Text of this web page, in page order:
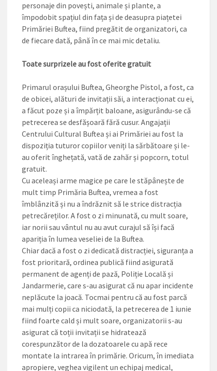
personaje din povești, animale și plante, a
împodobit spațiul din fața și de deasupra piațetei
Primăriei Buftea, fiind pregătit de organizatori, ca
de fiecare dată, până în ce mai mic detaliu.
Toate surprizele au fost oferite gratuit
Primarul orașului Buftea, Gheorghe ­Pistol, a fost, ca
de obicei, alături de invitații săi, a interacționat cu ei,
a făcut poze și a împărțit baloane, asigurându-se că
petrecerea se desfășoară fără cusur. Angajații
Centrului Cultural Buftea și ai Primăriei au fost la
dispoziția tuturor copiilor veniți la sărbătoare și le-
au oferit înghețată, vată de zahăr și popcorn, totul
gratuit.
Cu aceleași arme magice pe care le stăpânește de
mult timp Primăria Buftea, vremea a fost
îmblânzită și nu a îndrăznit să le strice distracția
petrecăreților. A fost o zi minunată, cu mult soare,
iar norii sau vântul nu au avut curajul să își facă
apariția în lumea veseliei de la Buftea.
Chiar dacă a fost o zi dedicată distracției, siguranța a
fost prioritară, ordinea publică fiind asigurată
permanent de agenți de pază, Poliție Locală și
Jandarmerie, care s-au asigurat că nu apar incidente
neplăcute la joacă. Tocmai pentru că au fost parcă
mai mulți copii ca niciodată, la petrecerea de 1 iunie
fiind foarte cald și mult soare, organizatorii s-au
asigurat că toții invitații se hidratează
corespunzător de la dozatoarele cu apă rece
montate la intrarea în primărie. Oricum, în imediata
apropiere, veghea vigilent un echipaj medical,